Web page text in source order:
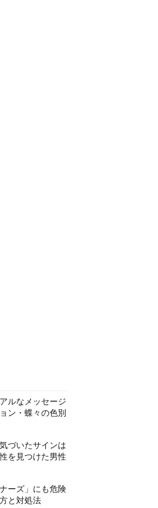
ルなメッセージ
ン・蝶々の色別
づいたサインは
を見つけた男性
ーズ」にも危険
と対処法